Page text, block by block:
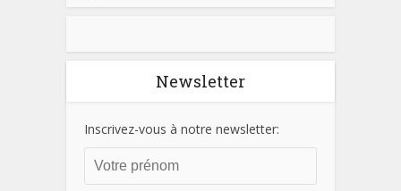
Newsletter
Inscrivez-vous à notre newsletter: